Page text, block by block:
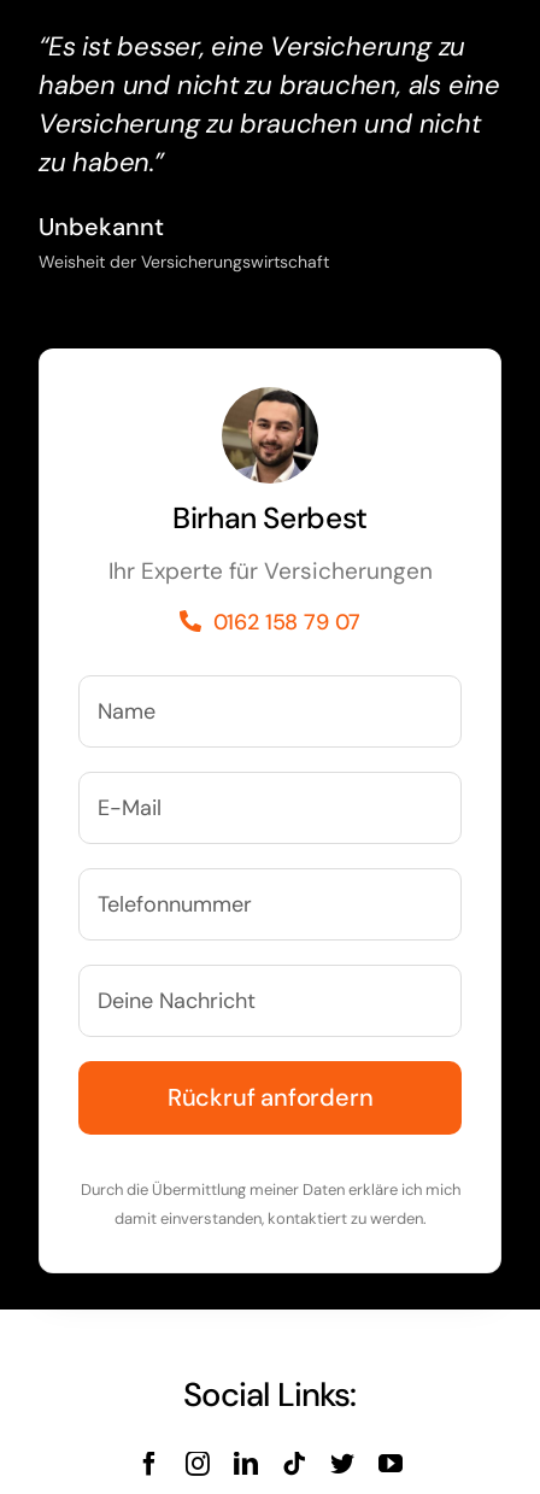
“Es ist besser, eine Versicherung zu
haben und nicht zu brauchen, als eine
Versicherung zu brauchen und nicht
zu haben.”
Unbekannt
Weisheit der Versicherungswirtschaft
Birhan Serbest
Ihr Experte für Versicherungen
0162 158 79 07
Durch die Übermittlung meiner Daten erkläre ich mich
damit einverstanden, kontaktiert zu werden.
Social Links: